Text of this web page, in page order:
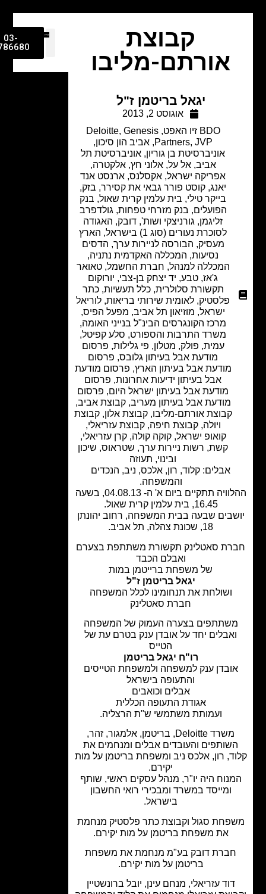
קבוצת
אורתם-מליבו
יגאל בריטמן ז"ל
אוגוסט 2, 2013
,
Deloitte,Genesis
Partners
,אביב הון סיכון ,
אוניברסיטת בן גוריון ,אוניברסיטת תל
אל על, אלוני חץ,אלקטרה,
אפריקה ישראל, אקסלנס,ארנסט אנד
יאנג, קוסט פורר גבאי את קסירר, בזק,
בייקר טילי,בית עלמין קרית שאול,בנק
הפועלים,בנק מזרחי טפחות,גולדפרב
גורניצקי ושות',דובק,האגודה
לסוכרת נעורים (סוג 1) בישראל
,הארץ
הבורסה לניירות ערך,הדסים
המכללה האקדמית נתניה,
המכללה למנהל, חברת החשמל ,טאואר
טבע,יד יצחק בן-צבי, יורוקום
תקשורת סלולרית,כלל תעשיות ,כתר
פלסטיק ,לאומית שירותי בריאות ,לוריאל
מוזיאון תל אביב,מפעל הפיס,
מרכז הקונגרסים הבינ"ל בנייני האומה,
משרד התרבות והספורט,סלע קפיטל,
עמית, פולק, מטלון,פי גלילות, פרסום
מודעת אבל בעיתון גלובס, פרסום
מודעת אבל בעיתון הארץ,פרסום מודעת
אבל בעיתון ידיעות אחרונות,פרסום
מודעת אבל בעיתון ישראל היום,פרסום
מודעת אבל בעיתון מעריב, קבוצת אביב,
קבוצת אורתם-מליבו,קבוצת אלון,קבוצת
קבוצת חיפה,קבוצת עזריאלי ,
קואופ ישראל, קוקה קולה,קרן עזריאלי ,
רשות ניירות ערך,שטראוס,שיכון
תעוזה
אבלים: קלוד, רון, אלכס, ניב, הנכדים
והמשפחה.
ההלוויה תתקיים ביום א' ה- 04.08.13, בשעה
שבעה בבית המשפחה, רחוב יהונתן
סאטלינק תקשורת משתתפת בצערם
ואבלם הכבד
של משפחת ברייטמן במות
יגאל בריטמן ז"ל
ושולחת את תנחומינו לכלל המשפחה
חברת סאטלינק
בצערה העמוק של המשפחה
יחד על אובדן ענק בטרם עת של
רו"ח יגאל בריטמן
ענק למשפחה ולמשפחת הטייסים
והתעופה בישראל
אבלים וכואבים
אגודת התעופה הכללית
ועמותת משתמשי ש"ת הרצליה.
משרד Deloitte, בריטמן, אלמגור, זהר,
והעובדים אבלים ומנחמים את
רון, אלכס ניב ומשפחת בריטמן על מות
היה יו"ר, מנהל עסקים ראשי, שותף
ומייסד במשרד ומבכירי רואי החשבון
בישראל.
סגול וקבוצת כתר פלסטיק מנחמת
את משפחת בריטמן על מות יקירם.
דובק בע"מ מנחמת את משפחת
בריטמן על מות יקירם.
דוד עזריאלי, מנחם עינן, יובל ברונשטיין
03-
9786680